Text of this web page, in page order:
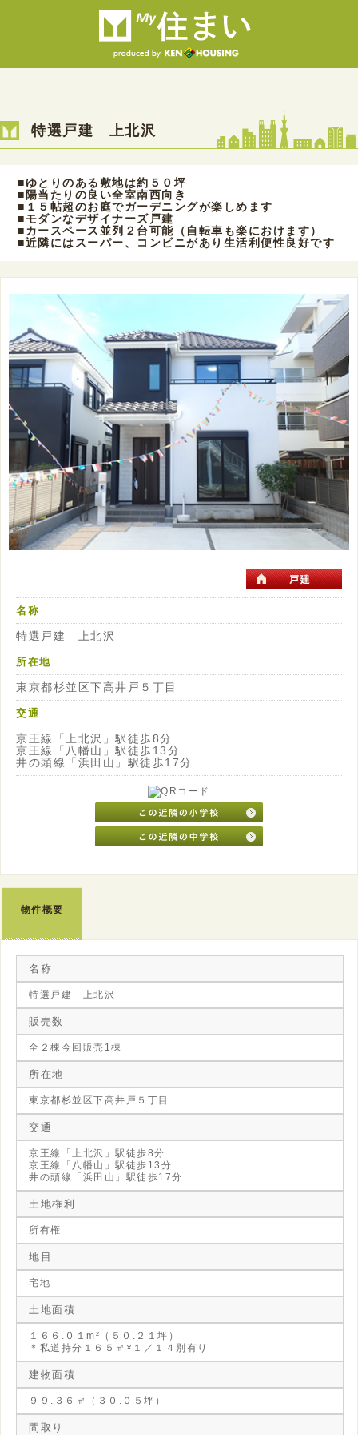
特選戸建 上北沢
■ゆとりのある敷地は約５０坪
■陽当たりの良い全室南西向き
■１５帖超のお庭でガーデニングが楽しめます
■モダンなデザイナーズ戸建
■カースペース並列２台可能（自転車も楽におけます）
■近隣にはスーパー、コンビニがあり生活利便性良好です
名称
特選戸建 上北沢
所在地
東京都杉並区下高井戸５丁目
交通
京王線「上北沢」駅徒歩8分
京王線「八幡山」駅徒歩13分
井の頭線「浜田山」駅徒歩17分
物件概要
名称
特選戸建 上北沢
販売数
全２棟今回販売1棟
所在地
東京都杉並区下高井戸５丁目
交通
京王線「上北沢」駅徒歩8分
京王線「八幡山」駅徒歩13分
井の頭線「浜田山」駅徒歩17分
土地権利
所有権
地目
宅地
土地面積
１６６.０１m²（５０.２１坪）
＊私道持分１６５㎡×１／１４別有り
建物面積
９９.３６㎡（３０.０５坪）
間取り